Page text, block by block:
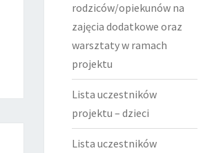
rodziców/opiekunów na
zajęcia dodatkowe oraz
warsztaty w ramach
projektu
Lista uczestników
projektu – dzieci
Lista uczestników